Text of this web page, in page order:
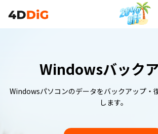
Windowsバック
Windowsパソコンのデータをバックアップ・
します。